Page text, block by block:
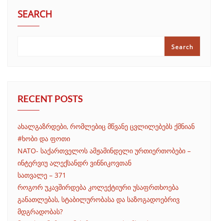
SEARCH
Search
RECENT POSTS
ახალგაზრდები, რომლებიც მწვანე ცვლილებებს ქმნიან
#ხობი და ფოთი
NATO- საქართველოს ამჟამინდელი ურთიერთობები –
ინტერვიუ ალექსანდრ ვინნიკოვთან
სათვალე – 371
როგორ უკავშირდება კოლექტიური უსაფრთხოება
განათლებას, სტაბილურობასა და საზოგადოებრივ
მდგრადობას?